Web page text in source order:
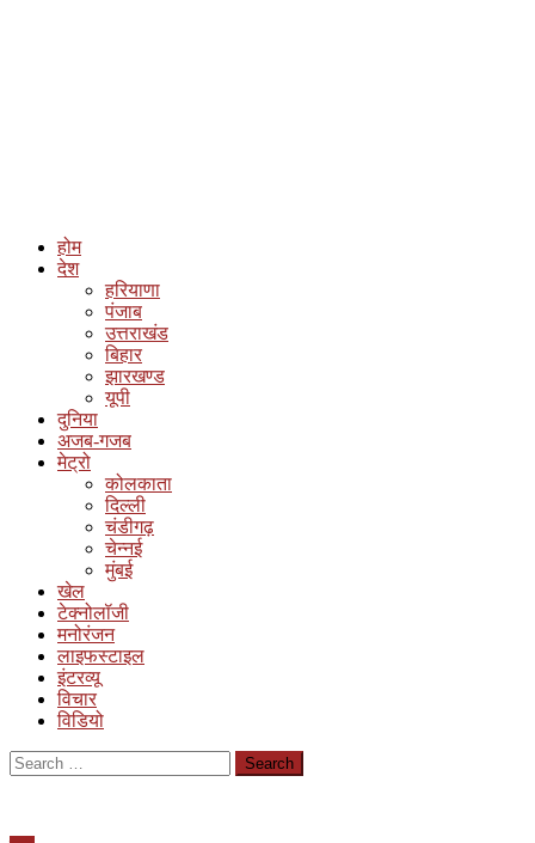
होम
देश
हरियाणा
पंजाब
उत्तराखंड
बिहार
झारखण्ड
यूपी
दुनिया
अजब-गजब
मेट्रो
कोलकाता
दिल्ली
चंडीगढ़
चेन्नई
मुंबई
खेल
टेक्नोलॉजी
मनोरंजन
लाइफस्टाइल
इंटरव्यू
विचार
विडियो
Search
for: